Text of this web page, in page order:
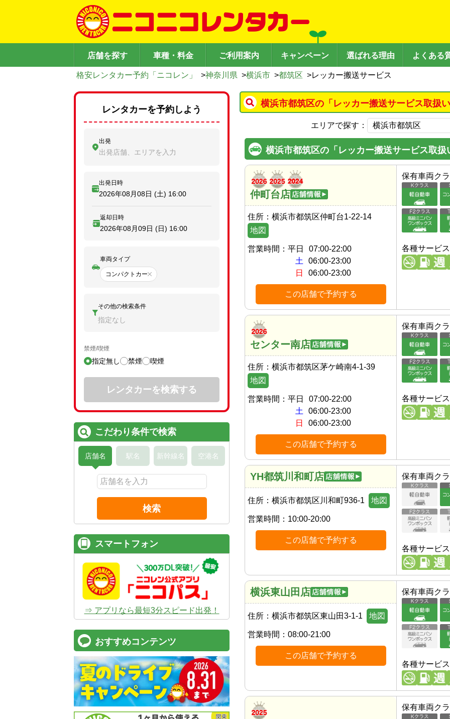
店舗を探す 車種・料金 ご利用案内 キャンペーン 選ばれる理由 よくある
格安レンタカー予約「ニコレン」 >神奈川県 >横浜市 >都筑区 >レッカー搬送サービス
横浜市都筑区の「レッカー搬送サービス取扱
エリアで探す：
横浜市都筑区の「レッカー搬送サービス取
仲町台店
住所： 横浜市都筑区仲町台1-22-14
地図
営業時間： 平日
07:00-22:00
土
06:00-23:00
日
06:00-23:00
この店舗で予約する
保有車両ク
各種サービス
センター南店
住所： 横浜市都筑区茅ケ崎南4-1-39
地図
営業時間： 平日
07:00-22:00
土
06:00-23:00
日
06:00-23:00
この店舗で予約する
保有車両ク
各種サービス
YH都筑川和町店
住所： 横浜市都筑区川和町936-1 地図
営業時間： 10:00-20:00
この店舗で予約する
保有車両ク
各種サービス
横浜東山田店
住所： 横浜市都筑区東山田3-1-1 地図
営業時間： 08:00-21:00
この店舗で予約する
保有車両ク
各種サービス
保有車両ク
レンタカーを予約しよう
出発
出発店舗、エリアを入力
出発日時
2026年08月08日 (土) 16:00
返却日時
2026年08月09日 (日) 16:00
車両タイプ
コンパクトカー
その他の検索条件
指定なし
禁煙/喫煙
指定無し 禁煙 喫煙
レンタカーを検索する
こだわり条件で検索
店舗名 駅名 新幹線名 空港名
検索
スマートフォン
⇒ アプリなら最短3分スピード出発！
おすすめコンテンツ